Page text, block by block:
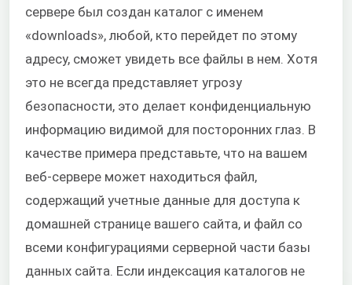
сервере был создан каталог с именем
«downloads», любой, кто перейдет по этому
адресу, сможет увидеть все файлы в нем. Хотя
это не всегда представляет угрозу
безопасности, это делает конфиденциальную
информацию видимой для посторонних глаз. В
качестве примера представьте, что на вашем
веб-сервере может находиться файл,
содержащий учетные данные для доступа к
домашней странице вашего сайта, и файл со
всеми конфигурациями серверной части базы
данных сайта. Если индексация каталогов не